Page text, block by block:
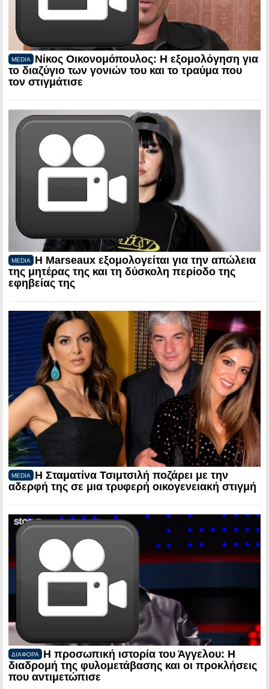
MEDIA
Νίκος Οικονομόπουλος: Η εξομολόγηση για
το διαζύγιο των γονιών του και το τραύμα που
τον στιγμάτισε
MEDIA
Η Marseaux εξομολογείται για την απώλεια
της μητέρας της και τη δύσκολη περίοδο της
εφηβείας της
MEDIA
Η Σταματίνα Τσιμτσιλή ποζάρει με την
αδερφή της σε μια τρυφερή οικογενειακή στιγμή
ΔΙΑΦΟΡΑ
Η προσωπική ιστορία του Άγγελου: Η
διαδρομή της φυλομετάβασης και οι προκλήσεις
που αντιμετώπισε